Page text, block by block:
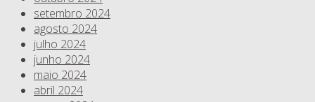
setembro 2024
agosto 2024
julho 2024
junho 2024
maio 2024
abril 2024